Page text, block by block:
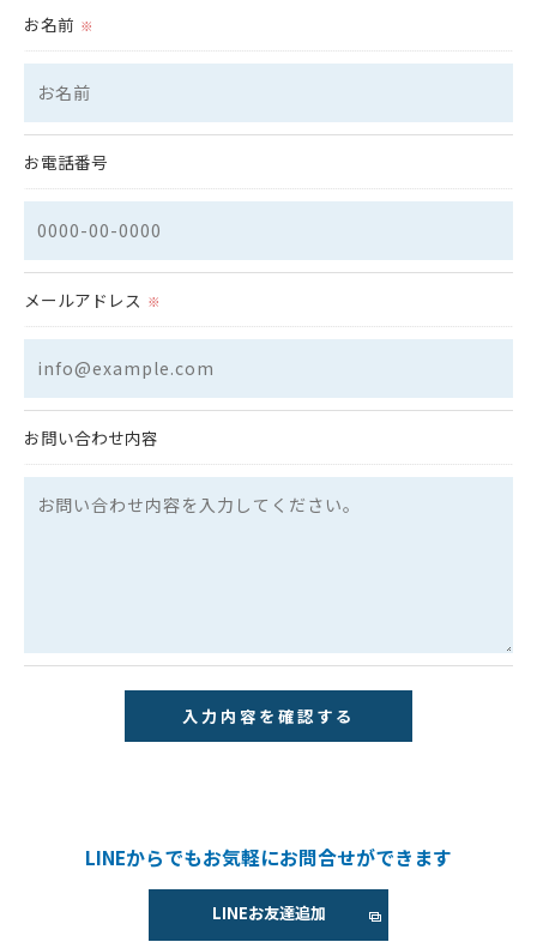
これらの委託先に対しては個人情報保護契約等の措置をと
り、適切な監督を行います。
＜個人情報の安全管理＞
当社では、個人情報の漏洩等がなされないよう、適切に安
全管理対策を実施します。
ビスをご提供できない場合がございますので予めご了承く
ださい。
＜個人情報の開示･訂正・削除･利用停止の手続について＞
の手続を定めさせて頂いております。
ご本人である事を確認のうえ、対応させて頂きます。
個人情報の開示･訂正･削除・利用停止の具体的手続きにつ
きましては、お電話でお問合せ下さい。
お名前 ※
お電話番号
メールアドレス ※
お問い合わせ内容
LINEからでもお気軽にお問合せができます
LINEお友達追加